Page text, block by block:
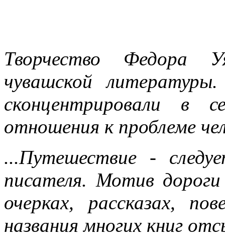
Творчество Федора
чувашской
сконцентрировали в
отношения к проблеме
...Путешествие -
писателя. Мотив
очерках, рассказах,
названия многих книг